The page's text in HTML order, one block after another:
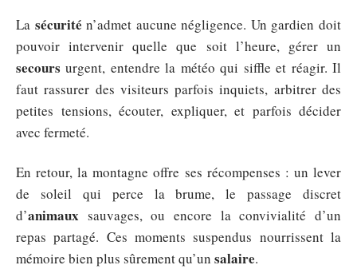
La sécurité n’admet aucune négligence. Un gardien doit
pouvoir intervenir quelle que soit l’heure, gérer un
secours urgent, entendre la météo qui siffle et réagir. Il
faut rassurer des visiteurs parfois inquiets, arbitrer des
petites tensions, écouter, expliquer, et parfois décider
avec fermeté.
En retour, la montagne offre ses récompenses : un lever
de soleil qui perce la brume, le passage discret
d’animaux sauvages, ou encore la convivialité d’un
repas partagé. Ces moments suspendus nourrissent la
mémoire bien plus sûrement qu’un salaire.